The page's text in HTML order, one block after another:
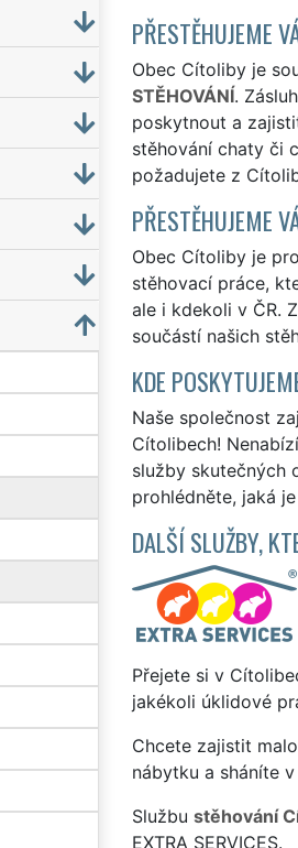
PŘESTĚHUJEME
Obec Cítoliby je
STĚHOVÁNÍ.
poskytnout a
stěhování chaty či
požadujete z
PŘESTĚHUJEME
Obec Cítoliby je
stěhovací práce,
ale i kdekoli v ČR.
součástí našich
KDE
Naše společnost
Cítolibech!
služby skutečných
prohlédněte, jaká
DALŠÍ SLUŽBY,
Přejete si v
jakékoli úklidové
Chcete zajistit
nábytku a sháníte
Službu stěhování
EXTRA SERVICES.